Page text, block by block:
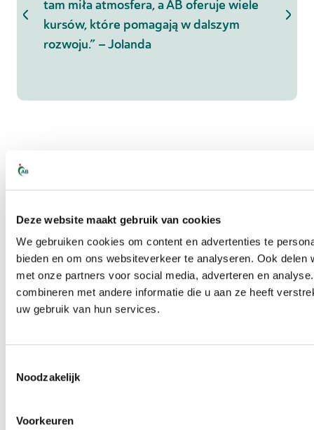
Deze website maakt gebruik van cookies
We gebruiken cookies om content en advertenties te
bieden en om ons websiteverkeer te analyseren. Ook
met onze partners voor social media, adverteren en
combineren met andere informatie die u aan ze heeft
uw gebruik van hun services.
Noodzakelijk
Voorkeuren
tam miła atmosfera, a AB oferuje wiele
kursów, które pomagają w dalszym
rozwoju.” – Jolanda
Nasze placówki
3641 SK